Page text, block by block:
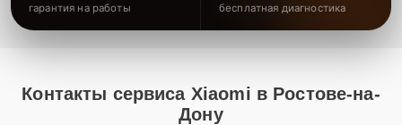
гарантия на работы бесплатная диагностика
Контакты сервиса Xiaomi в Ростове-на-
Дону